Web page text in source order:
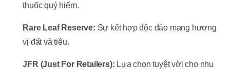
thuốc quý hiếm.
Rare Leaf Reserve: Sự kết hợp độc đáo mang hương
vị đất và tiêu.
JFR (Just For Retailers): Lựa chọn tuyệt vời cho nhu